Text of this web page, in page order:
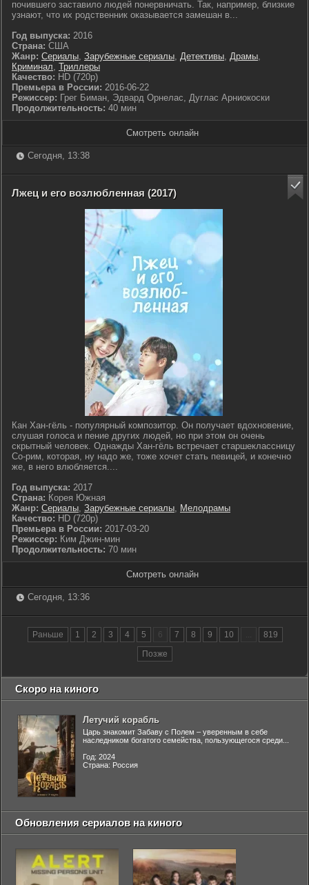
почившего заставило людей понервничать. Так, например, близкие
узнают, что их родственник оказывается замешан в...
Год выпуска: 2016
Страна: США
Жанр: Сериалы, Зарубежные сериалы, Детективы, Драмы,
Криминал, Триллеры
Качество: HD (720p)
Премьера в России: 2016-06-22
Режиссер: Грег Биман, Эдвард Орнелас, Дуглас Арниокоски
Продолжительность: 40 мин
Смотреть онлайн
Сегодня, 13:38
Лжец и его возлюбленная (2017)
Кан Хан-гёль - популярный композитор. Он получает вдохновение,
слушая голоса и пение других людей, но при этом он очень
скрытный человек. Однажды Хан-гёль встречает старшеклассницу
Со-рим, которая, ну надо же, тоже хочет стать певицей, и конечно
же, в него влюбляется....
Год выпуска: 2017
Страна: Корея Южная
Жанр: Сериалы, Зарубежные сериалы, Мелодрамы
Качество: HD (720p)
Премьера в России: 2017-03-20
Режиссер: Ким Джин-мин
Продолжительность: 70 мин
Смотреть онлайн
Сегодня, 13:36
Раньше 1 2 3 4 5 6 7 8 9 10 ...
819
Позже
Скоро на киного
Летучий корабль
Царь знакомит Забаву с Полем – уверенным в себе
наследником богатого семейства, пользующегося среди...
Год: 2024
Страна: Россия
Обновления сериалов на киного